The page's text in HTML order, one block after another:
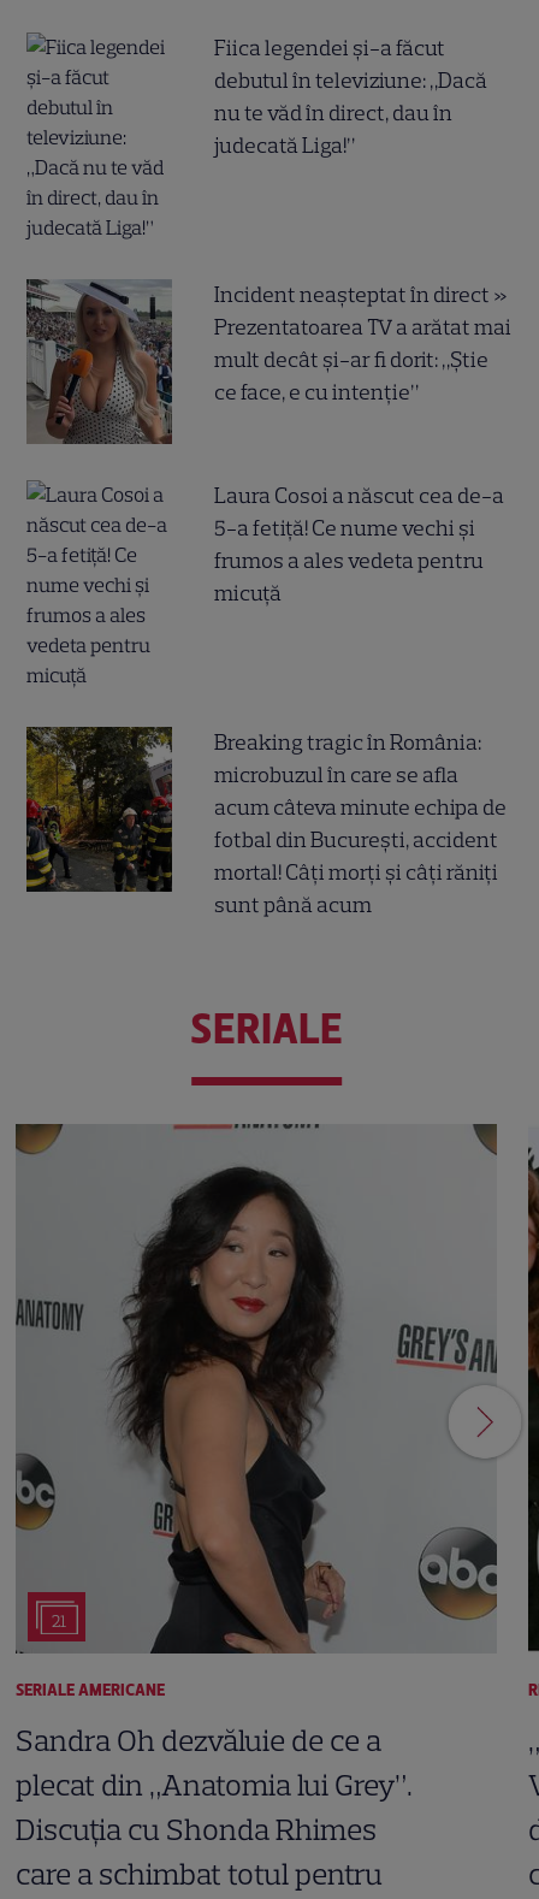
Fiica legendei și-a făcut
debutul în televiziune: „Dacă
nu te văd în direct, dau în
judecată Liga!”
Incident neașteptat în direct »
Prezentatoarea TV a arătat mai
mult decât și-ar fi dorit: „Știe
ce face, e cu intenție”
Laura Cosoi a născut cea de-a
5-a fetiță! Ce nume vechi și
frumos a ales vedeta pentru
micuță
Breaking tragic în România:
microbuzul în care se afla
acum câteva minute echipa de
fotbal din București, accident
mortal! Câți morți și câți răniți
sunt până acum
SERIALE
21
SERIALE AMERICANE
Sandra Oh dezvăluie de ce a
plecat din „Anatomia lui Grey”.
Discuția cu Shonda Rhimes
care a schimbat totul pentru